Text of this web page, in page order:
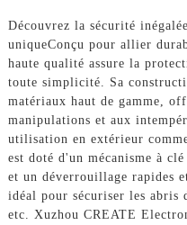
Découvrez la sécurité
uniqueConçu pour allier
haute qualité assure la
toute simplicité. Sa
matériaux haut de gamme,
manipulations et aux
utilisation en extérieur
est doté d'un mécanisme à
et un déverrouillage rapides
idéal pour sécuriser les abris
etc. Xuzhou CREATE